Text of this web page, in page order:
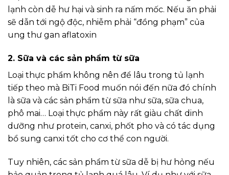
lạnh còn dễ hư hại và sinh ra nấm mốc. Nếu ăn phải
sẽ dẫn tới ngộ độc, nhiễm phải “đồng phạm” của
ung thư gan aflatoxin
2. Sữa và các sản phẩm từ sữa
Loại thực phẩm không nên để lâu trong tủ lạnh
tiếp theo mà BiTi Food muốn nói đến nữa đó chính
là sữa và các sản phẩm từ sữa như sữa, sữa chua,
phô mai… Loại thực phẩm này rất giàu chất dinh
dưỡng như protein, canxi, phốt pho và có tác dụng
bổ sung canxi tốt cho cơ thể con người.
Tuy nhiên, các sản phẩm từ sữa dễ bị hư hỏng nếu